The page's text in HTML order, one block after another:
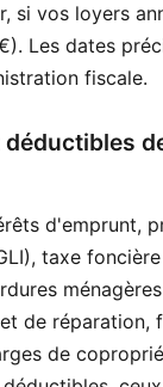
si vos loyers
Les dates
fiscale.
d'emprunt,
taxe
de réparation,
de